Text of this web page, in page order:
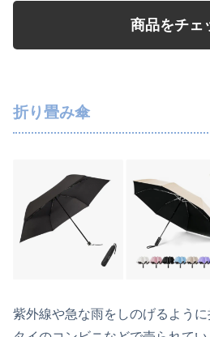
商品をチェ
折り畳み傘
紫外線や急な雨をしのげるように